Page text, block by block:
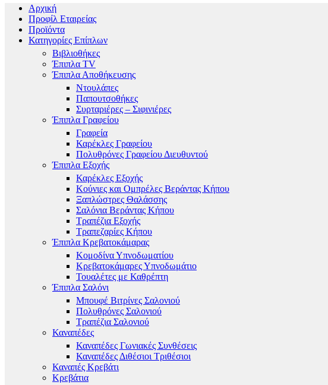
Αρχική
Προφίλ Εταιρείας
Προϊόντα
Κατηγορίες Επίπλων
Βιβλιοθήκες
Έπιπλα TV
Έπιπλα Αποθήκευσης
Ντουλάπες
Παπουτσοθήκες
Συρταριέρες – Σιφινιέρες
Έπιπλα Γραφείου
Γραφεία
Καρέκλες Γραφείου
Πολυθρόνες Γραφείου Διευθυντού
Έπιπλα Εξοχής
Καρέκλες Εξοχής
Κούνιες και Ομπρέλες Βεράντας Κήπου
Ξαπλώστρες Θαλάσσης
Σαλόνια Βεράντας Κήπου
Τραπέζια Εξοχής
Τραπεζαρίες Κήπου
Έπιπλα Κρεβατοκάμαρας
Κομοδίνα Υπνοδωματίου
Κρεβατοκάμαρες Υπνοδωμάτιο
Τουαλέτες με Καθρέπτη
Έπιπλα Σαλόνι
Μπουφέ Βιτρίνες Σαλονιού
Πολυθρόνες Σαλονιού
Τραπέζια Σαλονιού
Καναπέδες
Καναπέδες Γωνιακές Συνθέσεις
Καναπέδες Διθέσιοι Τριθέσιοι
Καναπές Κρεβάτι
Κρεβάτια